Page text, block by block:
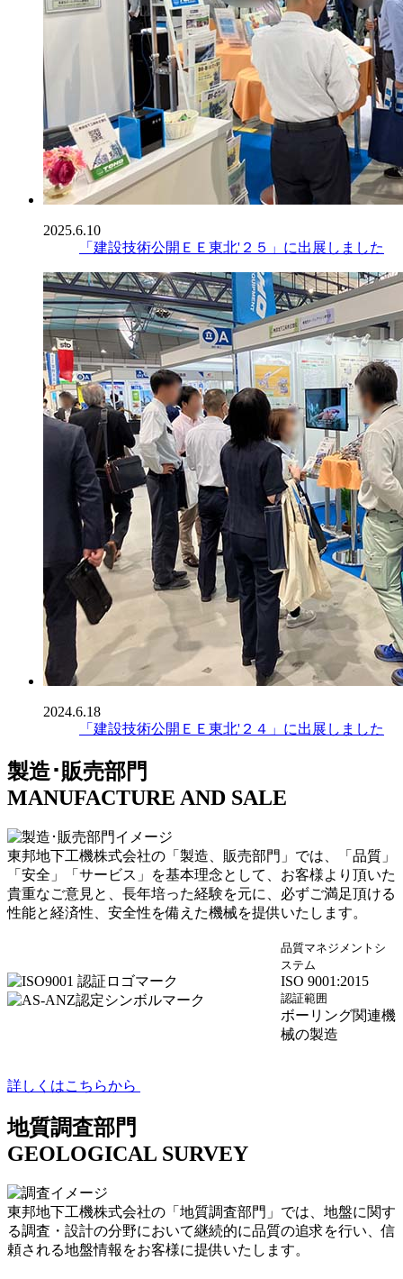
2025.6.10
「建設技術公開ＥＥ東北'２５」に出展しました
2024.6.18
「建設技術公開ＥＥ東北'２４」に出展しました
製造･販売部門
MANUFACTURE AND SALE
東邦地下工機株式会社の「製造、販売部門」では、「品質」
「安全」「サービス」を基本理念として、お客様より頂いた
貴重なご意見と、長年培った経験を元に、必ずご満足頂ける
性能と経済性、安全性を備えた機械を提供いたします。
品質マネジメントシ
ステム
ISO 9001:2015
認証範囲
ボーリング関連機
械の製造
詳しくはこちらから
地質調査部門
GEOLOGICAL SURVEY
東邦地下工機株式会社の「地質調査部門」では、地盤に関す
る調査・設計の分野において継続的に品質の追求を行い、信
頼される地盤情報をお客様に提供いたします。